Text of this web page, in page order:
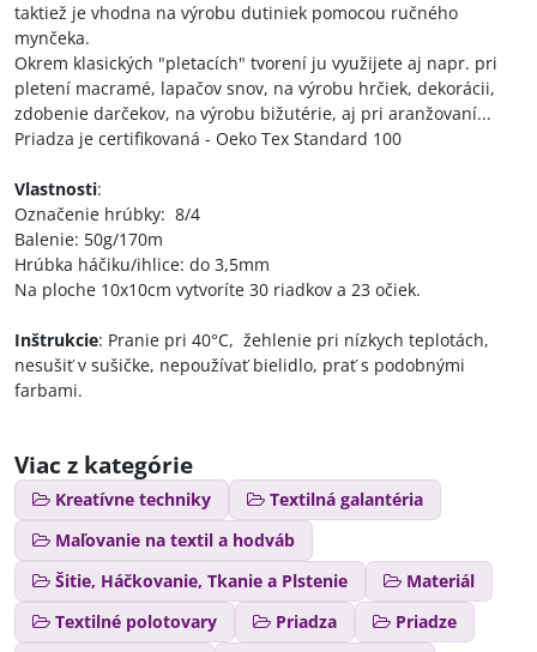
taktiež je vhodna na výrobu dutiniek pomocou ručného
mynčeka.
Okrem klasických "pletacích" tvorení ju využijete aj napr. pri
pletení macramé, lapačov snov, na výrobu hrčiek, dekorácii,
zdobenie darčekov, na výrobu bižutérie, aj pri aranžovaní...
Priadza je certifikovaná - Oeko Tex Standard 100
Vlastnosti:
Označenie hrúbky: 8/4
Balenie: 50g/170m
Hrúbka háčiku/ihlice: do 3,5mm
Na ploche 10x10cm vytvoríte 30 riadkov a 23 očiek.
Inštrukcie: Pranie pri 40°C, žehlenie pri nízkych teplotách,
nesušiť v sušičke, nepoužívať bielidlo, prať s podobnými
farbami.
Viac z kategórie
Kreatívne techniky
Textilná galantéria
Maľovanie na textil a hodváb
Šitie, Háčkovanie, Tkanie a Plstenie
Materiál
Textilné polotovary
Priadza
Priadze